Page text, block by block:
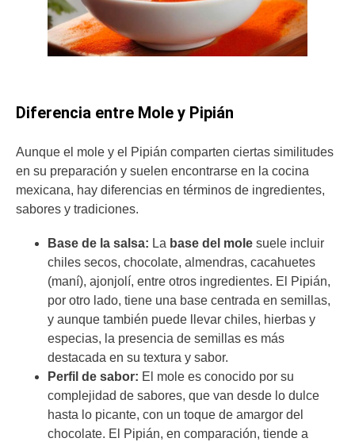
Diferencia entre Mole y Pipián
Aunque el mole y el Pipián comparten ciertas similitudes
en su preparación y suelen encontrarse en la cocina
mexicana, hay diferencias en términos de ingredientes,
sabores y tradiciones.
Base de la salsa: La base del mole suele incluir
chiles secos, chocolate, almendras, cacahuetes
(maní), ajonjolí, entre otros ingredientes. El Pipián,
por otro lado, tiene una base centrada en semillas,
y aunque también puede llevar chiles, hierbas y
especias, la presencia de semillas es más
destacada en su textura y sabor.
Perfil de sabor: El mole es conocido por su
complejidad de sabores, que van desde lo dulce
hasta lo picante, con un toque de amargor del
chocolate. El Pipián, en comparación, tiende a